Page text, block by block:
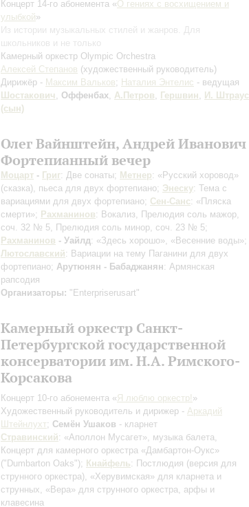
Концерт 14-го абонемента «О гениях с восхищением и
улыбкой»
Из истории музыкальных стилей и жанров. Для
школьников и не только
Камерный оркестр Olympic Orchestra
Алексей Степанов (художественный руководитель)
Дирижёр - Максим Вальков; Наталия Энтелис - ведущая
Шостакович , Оффенбах, А.Петров, Гершвин, И. Штраус
(сын)
Олег Вайнштейн, Андрей Иванович
Фортепианный вечер
Моцарт - Григ: Две сонаты; Метнер: «Русский хоровод»
(сказка), пьеса для двух фортепиано; Энеску: Тема с
вариациями для двух фортепиано; Сен-Санс: «Пляска
смерти»; Рахманинов: Вокализ, Прелюдия соль мажор,
соч. 32 № 5, Прелюдия соль минор, соч. 23 № 5;
Рахманинов - Уайлд: «Здесь хорошо», «Весенние воды»;
Лютославский: Вариации на тему Паганини для двух
фортепиано; Арутюнян - Бабаджанян: Армянская
рапсодия
Организаторы: "Enterpriserusart"
Камерный оркестр Санкт-
Петербургской государственной
консерватории им. Н.А. Римского-
Корсакова
Концерт 10-го абонемента «Я люблю оркестр! »
Художественный руководитель и дирижер - Аркадий
Штейнлухт; Семён Ушаков - кларнет
Стравинский: «Аполлон Мусагет», музыка балета,
Концерт для камерного оркестра «Дамбартон-Оукс»
("Dumbarton Oaks"); Кнайфель: Постлюдия (версия для
струнного оркестра), «Херувимская» для кларнета и
струнных, «Вера» для струнного оркестра, арфы и
клавесина